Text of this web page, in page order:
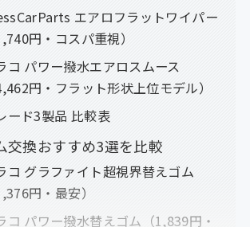
エアロフラットワイパー
円・コスパ重視）
コ パワー撥水エアロスムース
円・フラット形状上位モデル）
ード3製品 比較表
交換おすすめ3選を比較
コ グラファイト超視界替えゴム
円・最安）
コ パワー撥水替えゴム（1,839円・